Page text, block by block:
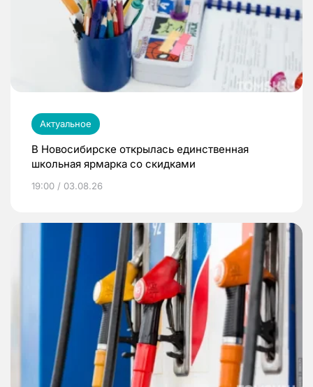
Актуальное
В Новосибирске открылась единственная
школьная ярмарка со скидками
19:00 / 03.08.26